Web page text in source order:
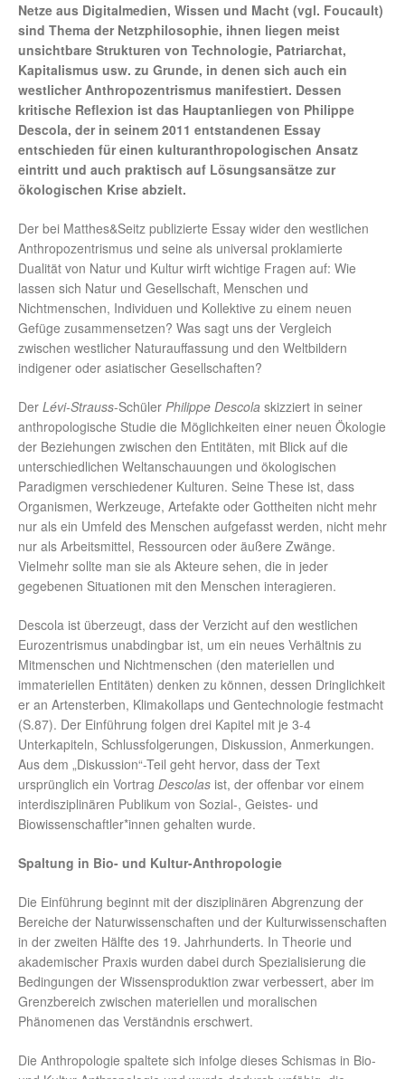
Netze aus Digitalmedien, Wissen und Macht (vgl. Foucault)
sind Thema der Netzphilosophie, ihnen liegen meist
unsichtbare Strukturen von Technologie, Patriarchat,
Kapitalismus usw. zu Grunde, in denen sich auch ein
westlicher Anthropozentrismus manifestiert. Dessen
kritische Reflexion ist das Hauptanliegen von Philippe
Descola, der in seinem 2011 entstandenen Essay
entschieden für einen kulturanthropologischen Ansatz
eintritt und auch praktisch auf Lösungsansätze zur
ökologischen Krise abzielt.
Der bei Matthes&Seitz publizierte Essay wider den westlichen
Anthropozentrismus und seine als universal proklamierte
Dualität von Natur und Kultur wirft wichtige Fragen auf: Wie
lassen sich Natur und Gesellschaft, Menschen und
Nichtmenschen, Individuen und Kollektive zu einem neuen
Gefüge zusammensetzen? Was sagt uns der Vergleich
zwischen westlicher Naturauffassung und den Weltbildern
indigener oder asiatischer Gesellschaften?
Der Lévi-Strauss-Schüler Philippe Descola skizziert in seiner
anthropologische Studie die Möglichkeiten einer neuen Ökologie
der Beziehungen zwischen den Entitäten, mit Blick auf die
unterschiedlichen Weltanschauungen und ökologischen
Paradigmen verschiedener Kulturen. Seine These ist, dass
Organismen, Werkzeuge, Artefakte oder Gottheiten nicht mehr
nur als ein Umfeld des Menschen aufgefasst werden, nicht mehr
nur als Arbeitsmittel, Ressourcen oder äußere Zwänge.
Vielmehr sollte man sie als Akteure sehen, die in jeder
gegebenen Situationen mit den Menschen interagieren.
Descola ist überzeugt, dass der Verzicht auf den westlichen
Eurozentrismus unabdingbar ist, um ein neues Verhältnis zu
Mitmenschen und Nichtmenschen (den materiellen und
immateriellen Entitäten) denken zu können, dessen Dringlichkeit
er an Artensterben, Klimakollaps und Gentechnologie festmacht
(S.87). Der Einführung folgen drei Kapitel mit je 3-4
Unterkapiteln, Schlussfolgerungen, Diskussion, Anmerkungen.
Aus dem „Diskussion“-Teil geht hervor, dass der Text
ursprünglich ein Vortrag Descolas ist, der offenbar vor einem
interdisziplinären Publikum von Sozial-, Geistes- und
Biowissenschaftler*innen gehalten wurde.
Spaltung in Bio- und Kultur-Anthropologie
Die Einführung beginnt mit der disziplinären Abgrenzung der
Bereiche der Naturwissenschaften und der Kulturwissenschaften
in der zweiten Hälfte des 19. Jahrhunderts. In Theorie und
akademischer Praxis wurden dabei durch Spezialisierung die
Bedingungen der Wissensproduktion zwar verbessert, aber im
Grenzbereich zwischen materiellen und moralischen
Phänomenen das Verständnis erschwert.
Die Anthropologie spaltete sich infolge dieses Schismas in Bio-